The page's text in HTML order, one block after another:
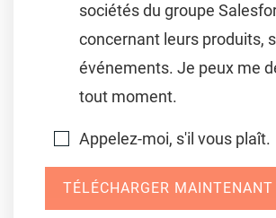
sociétés du groupe
concernant leurs produits,
événements. Je peux me
tout moment.
Appelez-moi, s'il vous plaît.
TÉLÉCHARGER MAINTENANT